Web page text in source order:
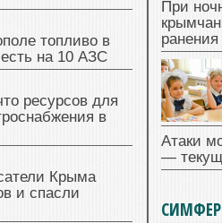
топливо в
на 10 АЗС
ресурсов для
в
Крыма
и спасли
При
ранения
Атаки
—